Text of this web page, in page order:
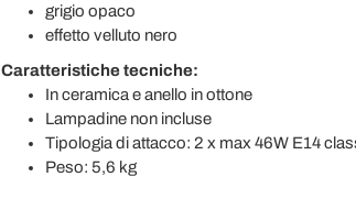
grigio opaco
effetto velluto nero
Caratteristiche tecniche:
In ceramica e anello in ottone
Lampadine non incluse
Tipologia di attacco: 2 x max 46W E14
Peso: 5,6 kg